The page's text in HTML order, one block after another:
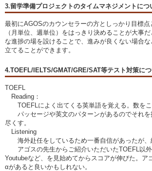
3.留学準備プロジェクトのタイムマネジメントにつ
最初にAGOSのカウンセラーの方としっかり目標点
（月単位、週単位）をはっきり決めることが大事
な進捗の場を設けることで、進みが良くない場合
立てることができます。
4.TOEFL/IELTS/GMAT/GRE/SAT等テスト対策に
TOEFL
Reading：
TOEFLによく出てくる英単語を覚える。数をこ
パッセージや英文のパターンがあるのでそれを
尽くす。
Listening
海外赴任をしているため一番自信があったが、
アゴスの先生からご紹介いただいたTOEFL以外
Youtubeなど、を見始めてからスコアが伸びた。ア
αがあると良いかもしれない。